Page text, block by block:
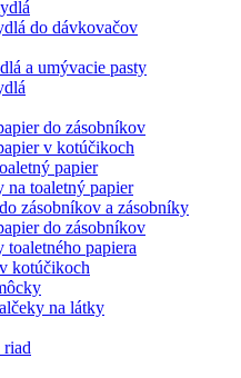
do dávkovačov
a umývacie pasty
do zásobníkov
v kotúčikoch
papier
na toaletný papier
zásobníkov a zásobníky
do zásobníkov
toaletného papiera
kotúčikoch
na látky